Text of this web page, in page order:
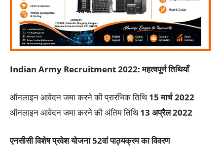
Indian Army Recruitment 2022: महत्वपूर्ण तिथियाँ
ऑनलाइन आवेदन जमा करने की प्रारंभिक तिथि15 मार्च 2022
ऑनलाइन आवेदन जमा करने की अंतिम तिथि13 अप्रैल 2022
एनसीसी विशेष प्रवेश योजना 52वां पाठ्यक्रम का विवरण